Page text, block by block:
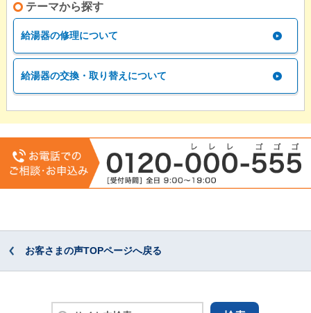
テーマから探す
給湯器の修理について
給湯器の交換・取り替えについて
お客さまの声TOPページへ戻る